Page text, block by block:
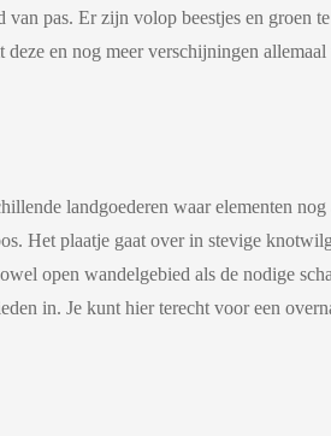
pas. Er zijn volop beestjes en groen
en nog meer verschijningen
landgoederen waar elementen
Het plaatje gaat over in stevige
open wandelgebied als de nodige
in. Je kunt hier terecht voor een